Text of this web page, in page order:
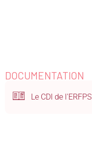
DOCUMENTATION
Le CDI de l'ERFPS